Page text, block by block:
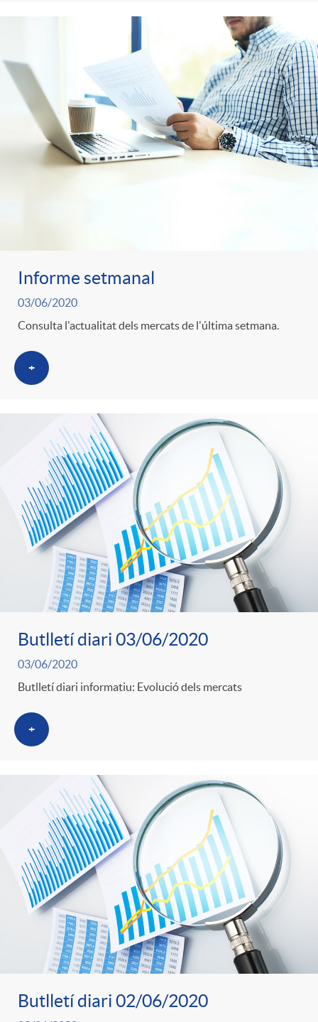
Informe setmanal
03/06/2020
Consulta l'actualitat dels mercats de l'última setmana.
+
Butlletí diari 03/06/2020
03/06/2020
Butlletí diari informatiu: Evolució dels mercats
+
Butlletí diari 02/06/2020